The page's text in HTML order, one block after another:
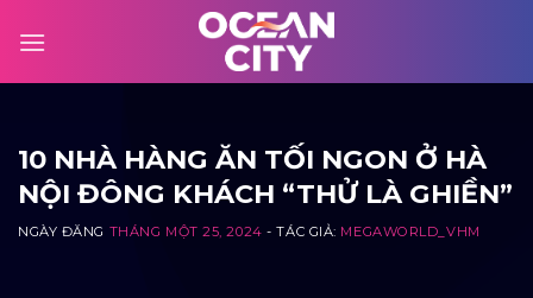
10 NHÀ HÀNG ĂN TỐI NGON Ở HÀ
NỘI ĐÔNG KHÁCH “THỬ LÀ GHIỀN”
NGÀY ĐĂNG THÁNG MỘT 25, 2024 - TÁC GIẢ: MEGAWORLD_VHM